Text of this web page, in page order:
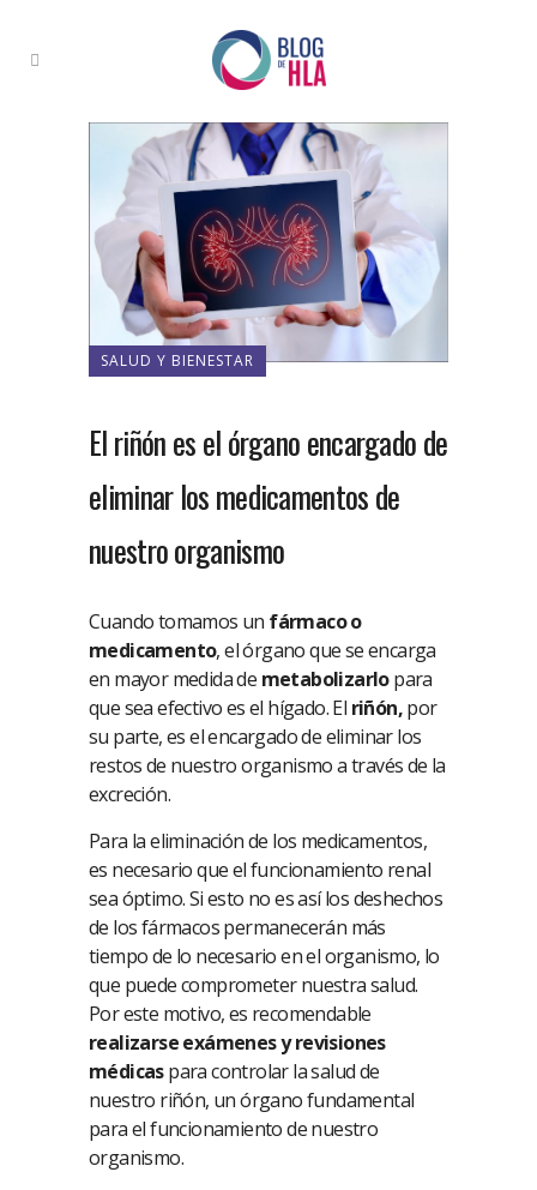
SALUD Y BIENESTAR
El riñón es el órgano encargado de
eliminar los medicamentos de
nuestro organismo
Cuando tomamos un fármaco o
medicamento, el órgano que se encarga
en mayor medida de metabolizarlopara
que sea efectivo es el hígado. El riñón,por
su parte, es el encargado de eliminar los
restos de nuestro organismo a través de la
excreción.
Para la eliminación de los medicamentos,
es necesario que el funcionamiento renal
sea óptimo. Si esto no es así los deshechos
de los fármacos permanecerán más
tiempo de lo necesario en el organismo, lo
que puede comprometer nuestra salud.
Por este motivo, es recomendable
realizarse exámenes y revisiones
médicaspara controlar la salud de
nuestro riñón, un órgano fundamental
para el funcionamiento de nuestro
organismo.